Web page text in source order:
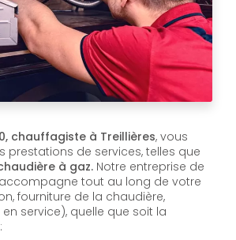
chauffagiste à Treillières, vous
prestations de services, telles que
à gaz. Notre entreprise de
tout au long de votre
fourniture de la chaudière,
service), quelle que soit la